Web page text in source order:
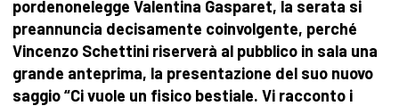
pordenonelegge Valentina Gasparet, la serata si
preannuncia decisamente coinvolgente, perché
Vincenzo Schettini riserverà al pubblico in sala una
grande anteprima, la presentazione del suo nuovo
saggio “Ci vuole un fisico bestiale. Vi racconto i